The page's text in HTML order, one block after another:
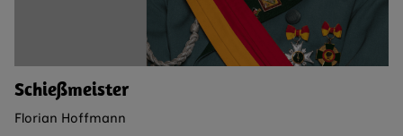
Schießmeister
Florian Hoffmann